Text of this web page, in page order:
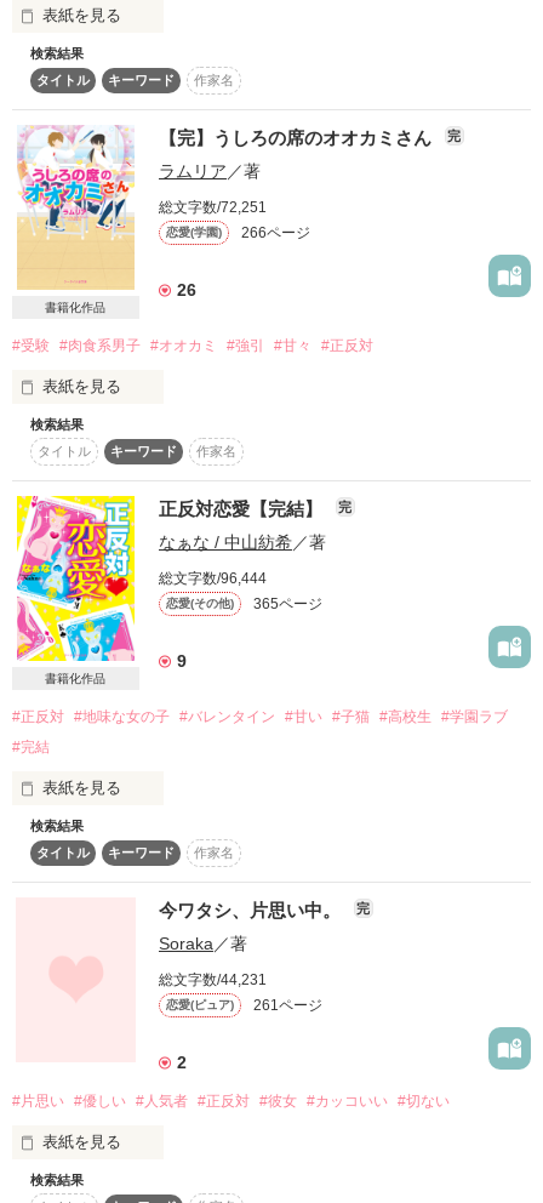
「美乃里ちゃんといると、ここ、ずっとうるせーの」
手のひらから伝わったその音が、ズルすぎて。
「なるよ、俺が。美乃里の王子さまに」
素敵すぎる原題は、雨ちゃんから頂きました(T ^ T)♡
作品を読む
×
『やっだなぁ〜咲良ちゃん、助け求めても意味ないよ』
黄竜現姫
×
『お前ら崖の上だって気づかねーの？』
No.2 暴走族
星龍
（せいりょう）
幹部   棗 勇太（なつめ ゆうた）
幹部   桐谷 零（きりや れい）
幹部   桐谷 守（きりや まもる）
ちょっと何言ってるのかわからない。
「月雨ちゃんの呆れ顔、俺のツボなんだよね」
そんなヘンタイなキミの色気なんかに絶対。
「じゃあ、その赤くなってる顔は何？」
うるさい。
ドキドキしたり、しないから。
「素直に言いなよ」
うっとうしい。
×
イケメンで明るくて
向日　朝陽（高２）
Asahi Mukai
『俺は、人は自分の努力次第で
いくらでも変わることができるって思う』
キミと出会い、
生まれてはじめて
自分を変えたいと思った。
たったひとつの出会いが
ちっぽけだった私の世界を変えてゆく──。
地味子×人気者男子
この正反対恋愛の結末は──？
公開開始☆2015.6.7
完結☆2015.9.30
文庫発売日☆2016.3.25
書籍では、大幅に加筆し
風香＆陸の番外編も収録しました♡
「嘘をついて生きるくらいなら
死んだ方がマシだと思う」
私は彼の目をまっすぐ見てそう言った。
*:・゜。*:・゜*:・゜。*:・゜。**:・゜。*:・゜*:
雨宮 紫月（ｱﾒﾐﾔ  ｼﾂﾞｷ）
×
学年の人気者
桜庭 理央 （ｻｸﾗﾊﾞ  ﾘｵ）
・゜。*:・゜。**:・゜。*:・゜*:・゜。*:・゜。*
初めは嫌な人だと思っていたのに
「すげぇな、紫月は」
君が笑いかけるたびに
「もうちょっと…そばにいたい」
表紙を見る
「理性飛ぶ。マヂで限界なんですけど…」
「ちょ…待って!!」
高校3年　18
運動神経抜群
でも優しくて責任感がある
高校3年　18
成績優秀な生徒会長
男女問わず人気が高い
誰にでも優しくて頼りになる
性格のまったく反対な二人
…でも実は同居しちゃってるんですッ!!
「お前の泣きながらヤキモチ妬く顔みるのが好きなんだよ」
二人の生活は嵐の連続?!?
★☆★☆★☆★☆★☆★☆
読んで下さった皆様!!
本当にありがとうございます。
検索結果
タイトル
キーワード 作家名
書籍化作品
【完】うしろの席のオオカミさん 完
ラムリア ／著
総文字数/72,251
恋愛(学園) 266ページ
26
#受験 #肉食系男子 #オオカミ #強引 #甘々 #正反対
表紙を見る
何事もなく卒業まで平和に
やっていけると思っていたのに……
「俺のこと好きって言えよ」
オオカミに捕まってしまったら
もう、逃げられない。
わたしの残りの高校生活どうなっちゃうの？
＊｡*ﾟ＊ﾟ*｡＊｡*ﾟ＊ﾟ*｡＊｡*ﾟ＊ﾟ*｡＊｡*ﾟ＊
2013.04.16 公開
2013.05.20 完結
素敵なレビューありがとうございます♡
ユリ桜☆ 様 ● ぱる. 様
ﾆｺﾆｺｽﾏｲﾙ 様 ● s華 様
水川トモリ 様 ● きぢとら 様
もこちん** 様 ● Yuiiii 様
美優雛～muse～ 様 ● マカロニちゃん様
幸心 様 ⚫︎ 神崎明日花 様
検索結果
タイトル
キーワード 作家名
書籍化作品
正反対恋愛【完結】 完
なぁな / 中山紡希／著
総文字数/96,444
恋愛(その他) 365ページ
9
#正反対 #地味な女の子 #バレンタイン #甘い #子猫 #高校生
#学園ラブ
#完結
表紙を見る
地味な佐奈と派手な銀
全く正反対な二人。
「寂しかった？」
「佐奈は俺のものだから」
見た目は怖いのに、
今日も心臓は休まりません。
「佐奈を幸せにできるのは俺だけだよ」
検索結果
タイトル
キーワード 作家名
今ワタシ、片思い中。 完
Soraka ／著
総文字数/44,231
恋愛(ピュア) 261ページ
2
#片思い #優しい #人気者 #正反対 #彼女 #カッコいい #切ない
表紙を見る
                   今ワタシは、片思いを
検索結果